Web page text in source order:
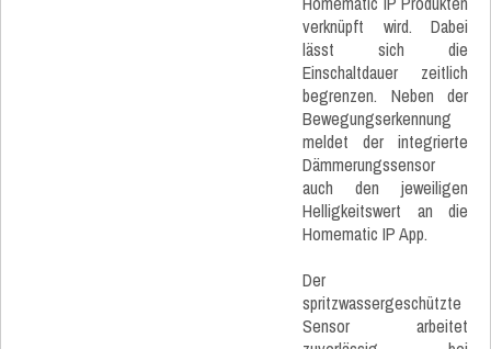
verknüpft wird. Dabei
lässt sich die
Einschaltdauer zeitlich
begrenzen. Neben der
Bewegungserkennung
meldet der integrierte
Dämmerungssensor
auch den jeweiligen
Helligkeitswert an die
Homematic IP App.
Der
spritzwassergeschützte
Sensor arbeitet